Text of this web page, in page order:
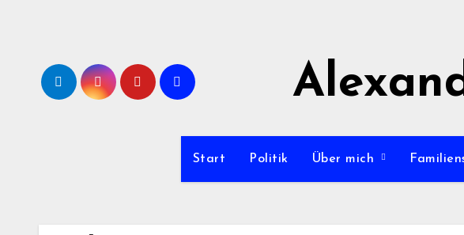
Start Politik Über mich